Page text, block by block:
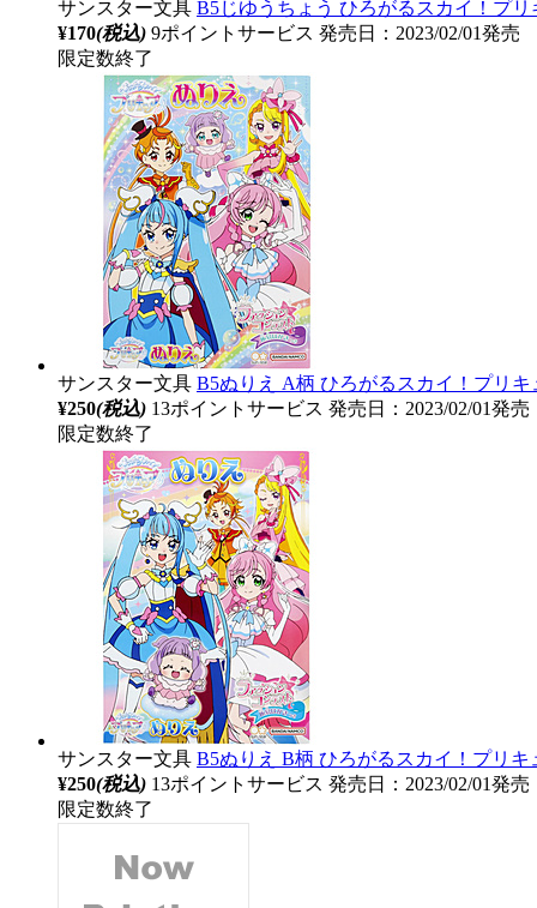
サンスター文具 B5じゆうちょう ひろがるスカイ！プリ
¥170(税込) 9ポイントサービス 発売日：2023/02/01発売
限定数終了
サンスター文具 B5ぬりえ A柄 ひろがるスカイ！プリキ
¥250(税込) 13ポイントサービス 発売日：2023/02/01発売
限定数終了
サンスター文具 B5ぬりえ B柄 ひろがるスカイ！プリキ
¥250(税込) 13ポイントサービス 発売日：2023/02/01発売
限定数終了